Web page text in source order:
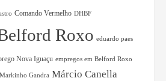
Comando Vermelho DHBF
Roxo eduardo paes
Nova Iguaçu empregos em Belford Roxo
Markinho Gandra Márcio Canella